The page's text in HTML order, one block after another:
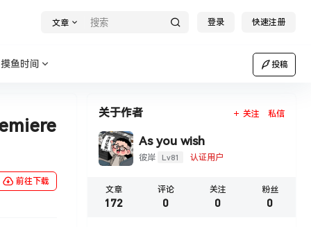
文章 登录 快速注册
摸鱼时间 投稿
前往下载
关于作者 关注 私信
As you wish
彼岸 Lv81 认证用户
文章
172
评论
0
关注
0
粉丝
0